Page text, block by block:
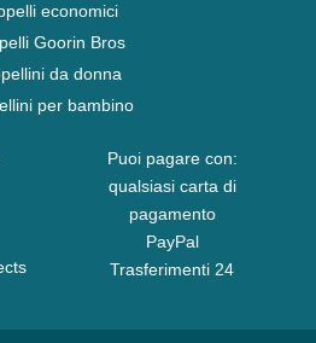
economici
Goorin Bros
da donna
per bambino
Puoi pagare con:
qualsiasi carta di
pagamento
PayPal
Trasferimenti 24